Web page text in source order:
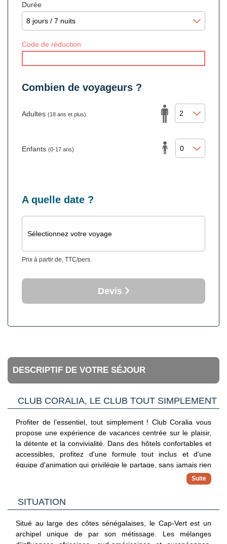
Durée
Code de réduction
Combien de voyageurs ?
Adultes (18 ans et plus)
Enfants (0-17 ans)
A quelle date ?
Sélectionnez votre voyage
Prix à partir de, TTC/pers.
Devis
DESCRIPTIF DE VOTRE SÉJOUR
CLUB CORALIA, LE CLUB TOUT SIMPLEMENT
Profiter de l’essentiel, tout simplement ! Club Coralia vous
propose une expérience de vacances centrée sur le plaisir,
la détente et la convivialité. Dans des hôtels confortables et
accessibles, profitez d'une formule tout inclus et d'une
équipe d'animation qui privilégie le partage, sans jamais rien
imposer. Avec ce concept, vous vivez vos vacances à votre
Séjournez dans des adresses sélectionnées pour leur
confort, leur situation et leur bon rapport qualité/prix
✓ Formule tout inclus
Maîtrisez votre budget avec une offre complète incluant vols,
SITUATION
Situé au large des côtes sénégalaises, le Cap-Vert est un
archipel unique de par son métissage. Les mélanges